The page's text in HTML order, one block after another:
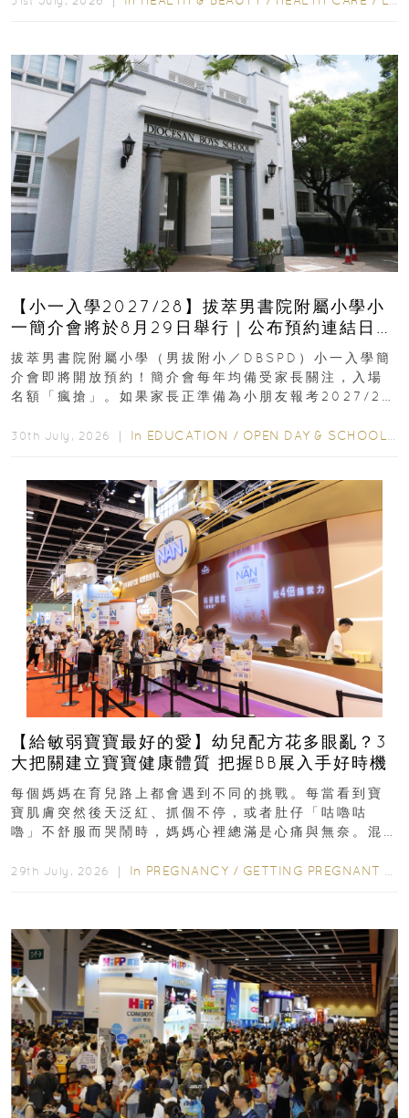
【小一入學2027/28】拔萃男書院附屬小學小
一簡介會將於8月29日舉行｜公布預約連結日期
｜更設有網上重溫
拔萃男書院附屬小學（男拔附小／DBSPD）小一入學簡
介會即將開放預約！簡介會每年均備受家長關注，入場
名額「瘋搶」。如果家長正準備為小朋友報考2027/28
30th July, 2026 ｜ In EDUCATION / OPEN DAY & SCHOOL EVENTS
【給敏弱寶寶最好的愛】幼兒配方花多眼亂？3
大把關建立寶寶健康體質 把握BB展入手好時機
每個媽媽在育兒路上都會遇到不同的挑戰。每當看到寶
寶肌膚突然後天泛紅、抓個不停，或者肚仔「咕嚕咕
嚕」不舒服而哭鬧時，媽媽心裡總滿是心痛與無奈。混
29th July, 2026 ｜ In PREGNANCY / GETTING PREGNANT